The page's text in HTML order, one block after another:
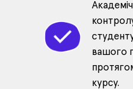
вашого
курсу.